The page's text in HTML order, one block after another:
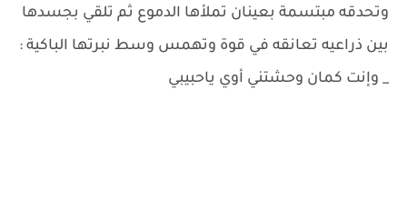
وتحدقه مبتسمة بعينان تملأها الدموع ثم تلقي بجسدها
بين ذراعيه تعانقه في قوة وتهمس وسط نبرتها الباكية :
_ وإنت كمان وحشتني أوي ياحبيبي